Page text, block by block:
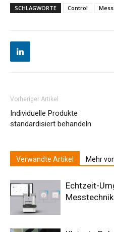
SCHLAGWORTE Control
Vorheriger Artikel
Individuelle Produkte
standardisiert behandeln
Verwandte Artikel Mehr
Echtzeit-
Messtechnik